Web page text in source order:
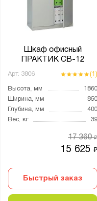
Шкаф офисный
ПРАКТИК СВ-12
Арт. 3806 (1)
Высота, мм
1860
Ширина, мм
850
Глубина, мм
400
Вес, кг
39
15 625₽
17 360₽
Быстрый заказ
Глубина, мм:
от до
Количество дверей:
1
4
Количество секций:
2